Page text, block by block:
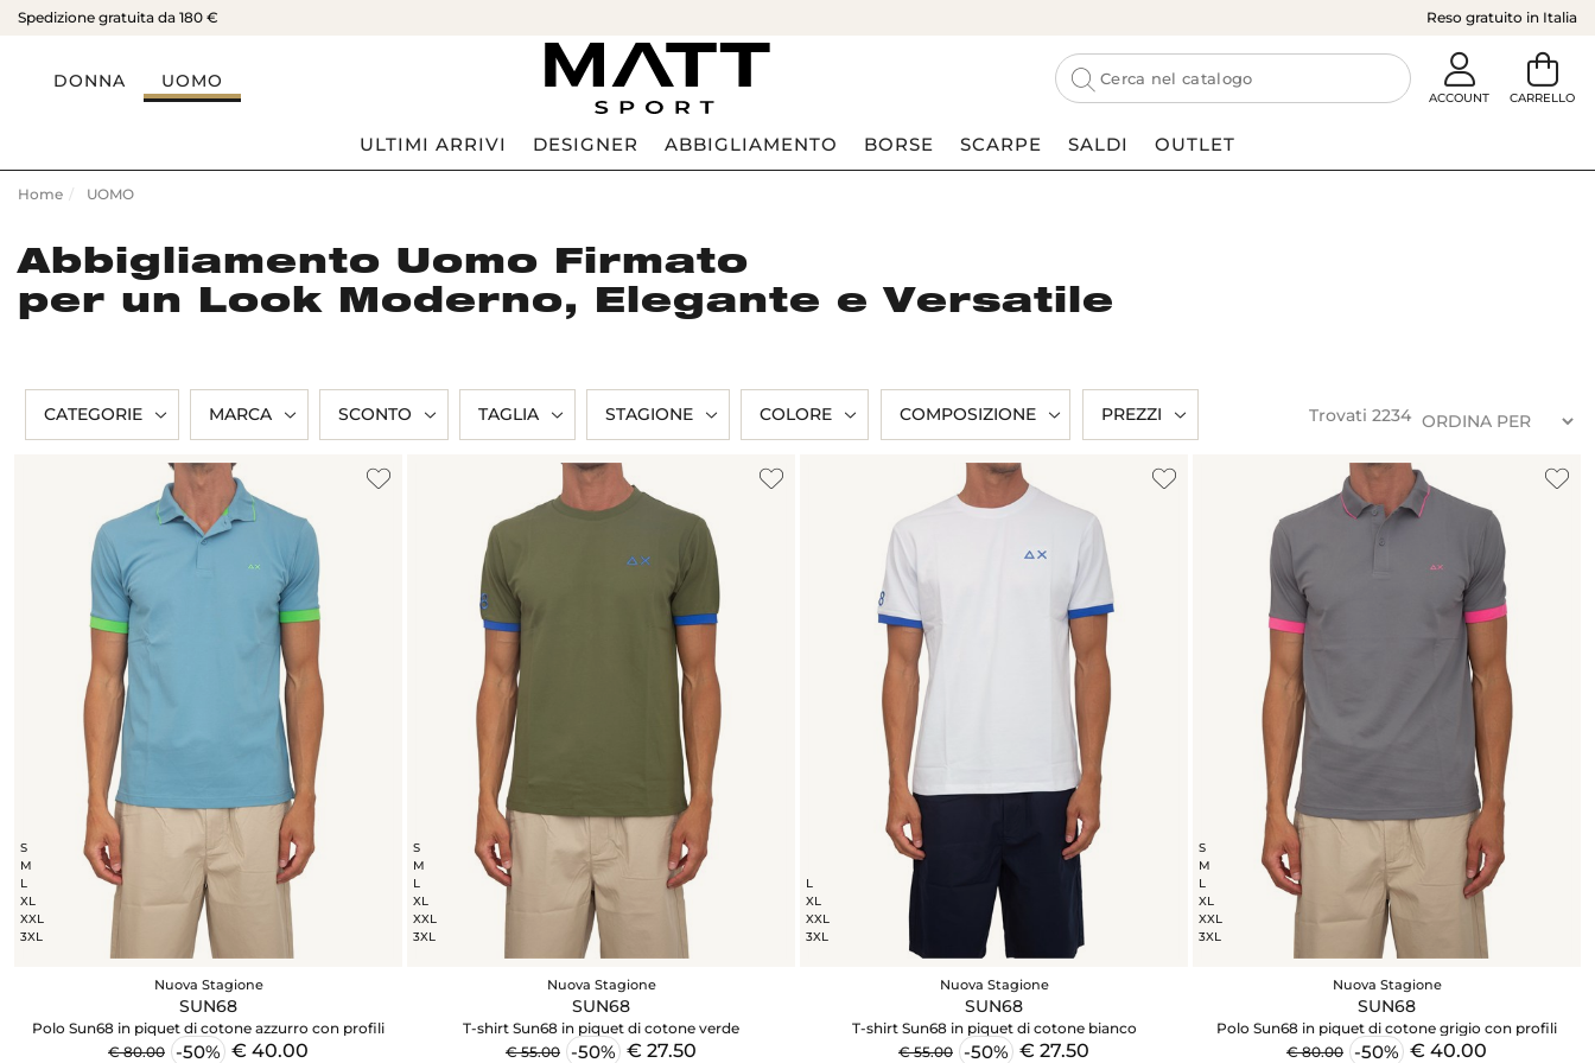
Spedizione gratuita da 180 € Reso gratuito in Italia
DONNA UOMO
ULTIMI ARRIVI DESIGNER ABBIGLIAMENTO BORSE SCARPE SALDI OUTLET
Home UOMO
Abbigliamento Uomo Firmato
per un Look Moderno, Elegante e Versatile
Trovati 2234
CATEGORIE MARCA SCONTO TAGLIA STAGIONE COLORE COMPOSIZIONE PREZZI
S
M
L
XL
XXL
3XL
Nuova Stagione
SUN68
Polo Sun68 in piquet di cotone azzurro con profili
€ 80.00 -50% € 40.00
S
M
L
XL
XXL
3XL
Nuova Stagione
SUN68
T-shirt Sun68 in piquet di cotone verde
€ 55.00 -50% € 27.50
L
XL
XXL
3XL
Nuova Stagione
SUN68
T-shirt Sun68 in piquet di cotone bianco
€ 55.00 -50% € 27.50
S
M
L
XL
XXL
3XL
Nuova Stagione
SUN68
Polo Sun68 in piquet di cotone grigio con profili
€ 80.00 -50% € 40.00